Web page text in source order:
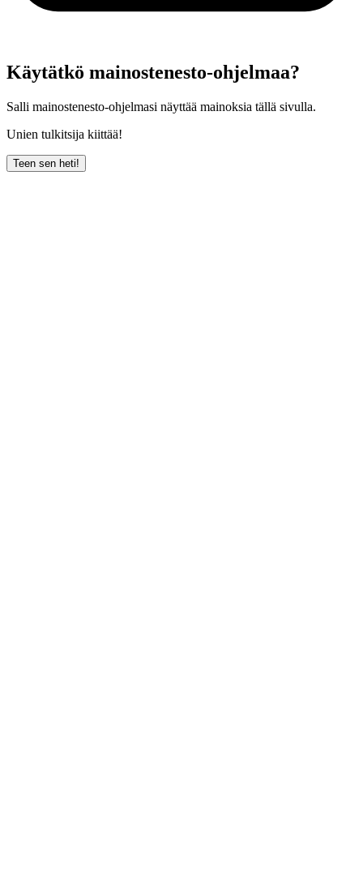
Käytätkö mainostenesto-ohjelmaa?
Salli mainostenesto-ohjelmasi näyttää mainoksia tällä sivulla.
Unien tulkitsija kiittää!
Teen sen heti!